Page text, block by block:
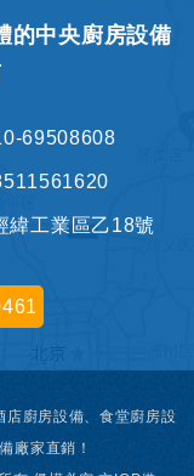
的中央廚房設備
69508608
緯工業區乙18號
店廚房設備、食堂廚房設
廠家直銷！